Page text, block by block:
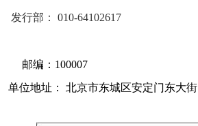
发行部： 010-64102617
邮编：100007
单位地址： 北京市东城区安定门东大